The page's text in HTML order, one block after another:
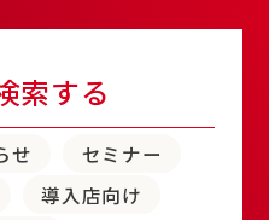
索する
せ
セミナー
導入店向け